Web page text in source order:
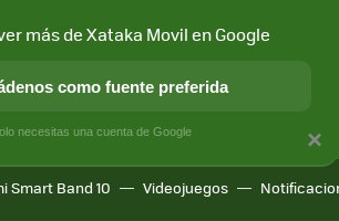
MÓVIL Y SOCIEDAD APLICACIONES
Smart Band 10 Videojuegos
×
más de Xataka Movil en Google
como fuente preferida
necesitas una cuenta de Google